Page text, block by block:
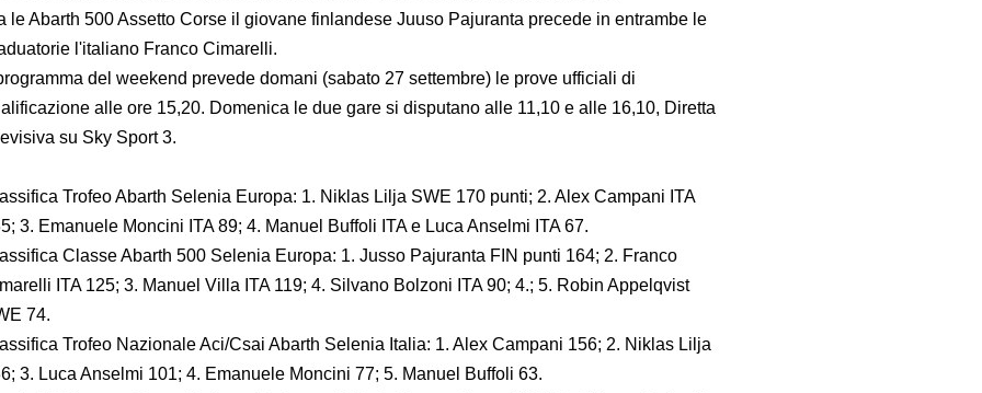
le Abarth 500 Assetto Corse il giovane finlandese Juuso Pajuranta precede in entrambe le
l'italiano Franco Cimarelli.
del weekend prevede domani (sabato 27 settembre) le prove ufficiali di
alle ore 15,20. Domenica le due gare si disputano alle 11,10 e alle 16,10, Diretta
su Sky Sport 3.
Trofeo Abarth Selenia Europa: 1. Niklas Lilja SWE 170 punti; 2. Alex Campani ITA
3. Emanuele Moncini ITA 89; 4. Manuel Buffoli ITA e Luca Anselmi ITA 67.
Classe Abarth 500 Selenia Europa: 1. Jusso Pajuranta FIN punti 164; 2. Franco
ITA 125; 3. Manuel Villa ITA 119; 4. Silvano Bolzoni ITA 90; 4.; 5. Robin Appelqvist
74.
Trofeo Nazionale Aci/Csai Abarth Selenia Italia: 1. Alex Campani 156; 2. Niklas Lilja
3. Luca Anselmi 101; 4. Emanuele Moncini 77; 5. Manuel Buffoli 63.